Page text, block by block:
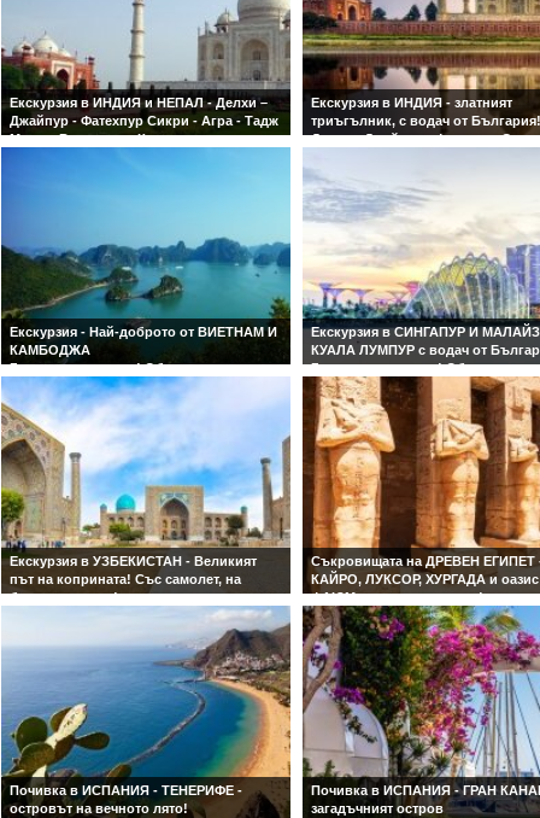
Екскурзия в ИНДИЯ и НЕПАЛ - Делхи –
Джайпур - Фатехпур Сикри - Агра - Тадж
Махал -Варанаси – Катманду
Екскурзия в ИНДИЯ - златният
триъгълник, с водач от България!
Делхи - Джайпур - Фатехпур
Екскурзия - Най-доброто от ВИЕТНАМ И
КАМБОДЖА
Гарантирани места! Обслужване на
български език!
Екскурзия в СИНГАПУР И
КУАЛА ЛУМПУР с водач от
Гарантирани места! Обслужване
български език! Хотели в
Куала Лумпур и Сингапур!
Екскурзия в УЗБЕКИСТАН - Великият
път на коприната! Със самолет, на
български език!
Ташкент, Хива, Бухара, Шахрисабз и
Самарканд! Гарантирани места и дати
на заминаване!
Съкровищата на ДРЕВЕН ЕГИПЕТ
КАЙРО, ЛУКСОР, ХУРГАДА и оазис
ФАЮМ с вътрешен полет!
ЕГИПЕТ за ценители - 3 нощ. в
нощ. в Луксор и 2 нощ. в Хургада
Inclusive
Почивка в ИСПАНИЯ - ТЕНЕРИФЕ -
островът на вечното лято!
Почивка в ИСПАНИЯ - ГРАН
загадъчният остров